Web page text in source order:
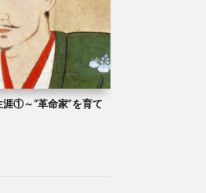
①～“革命家”を育て